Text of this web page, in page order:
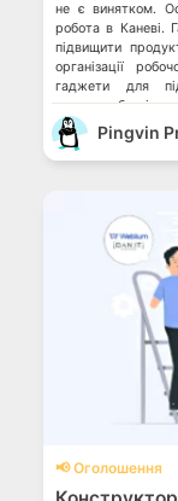
не є винятком.
робота в Каневі.
підвищити
організації
гаджети для
пропонує безліч
Pingvin
📢 Оголошення